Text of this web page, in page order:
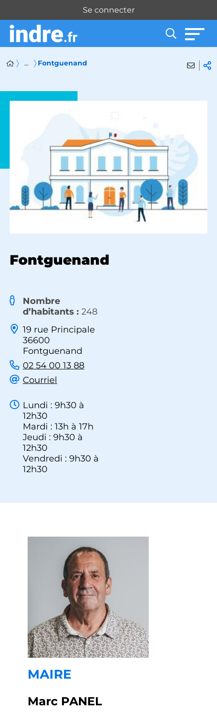
Panneau de gestion des cookies
Se connecter
... Fontguenand
Fontguenand
Nombre
d’habitants : 248
19 rue Principale
36600
Fontguenand
02 54 00 13 88
Courriel
Lundi : 9h30 à
12h30
Mardi : 13h à 17h
Jeudi : 9h30 à
12h30
Vendredi : 9h30 à
12h30
MAIRE
Marc PANEL